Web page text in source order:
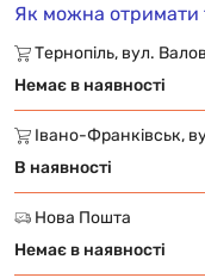
Як можна отримати
Тернопіль, вул.
Немає в наявності
Івано-Франківськ,
В наявності
Нова Пошта
Немає в наявності